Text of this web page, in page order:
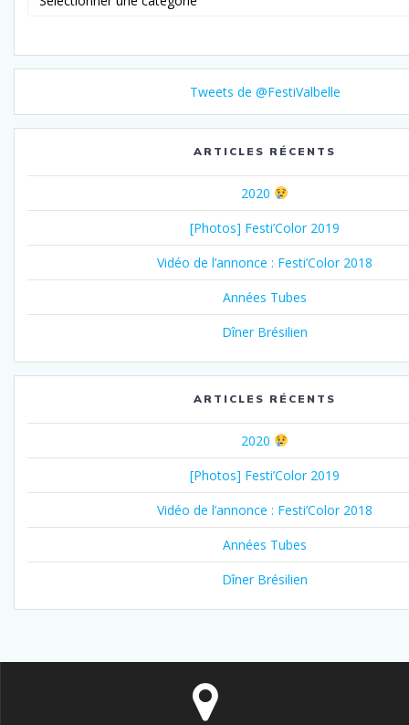
Tweets de @FestiValbelle
ARTICLES RÉCENTS
2020
[Photos] Festi’Color 2019
Vidéo de l’annonce : Festi’Color 2018
Années Tubes
Dîner Brésilien
ARTICLES RÉCENTS
2020
[Photos] Festi’Color 2019
Vidéo de l’annonce : Festi’Color 2018
Années Tubes
Dîner Brésilien